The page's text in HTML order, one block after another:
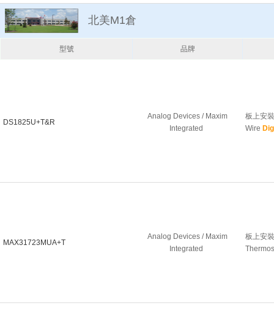
北美M1倉
型號 品牌
DS1825U+T&R
Analog Devices / Maxim
Integrated
板上安
Wire
MAX31723MUA+T
Analog Devices / Maxim
Integrated
板上安